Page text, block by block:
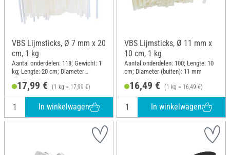
VBS Lijmsticks, Ø 7 mm x 20
cm, 1 kg
Aantal onderdelen: 118; Gewicht: 1
kg; Lengte: 20 cm; Diameter
17,99 € (1 kg = 17,99 €)
In winkelwagen
VBS Lijmsticks, Ø 11 mm x
10 cm, 1 kg
Aantal onderdelen: 100; Lengte: 10
cm; Diameter (buiten): 11 mm
16,49 € (1 kg = 16,49 €)
In winkelwagen